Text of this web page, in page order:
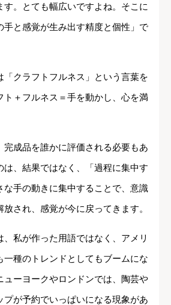
す。とても幅広いですよね。そこに
手と感覚が生み出す精度と個性」で
「クラフトフルネス」という言葉を
ト＋フルネス＝手を動かし、心を満
完成品を誰かに評価される必要もあ
は、結果ではなく、「過程に集中す
な手の動きに集中することで、意識
され、感覚が今に戻ってきます。
、私が作った用語ではなく、アメリ
一種のトレンドとしてもブームにな
ューヨークやロンドンでは、陶芸や
プが予約でいっぱいになる現象があ